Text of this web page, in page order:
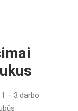
1 – 3 darbo